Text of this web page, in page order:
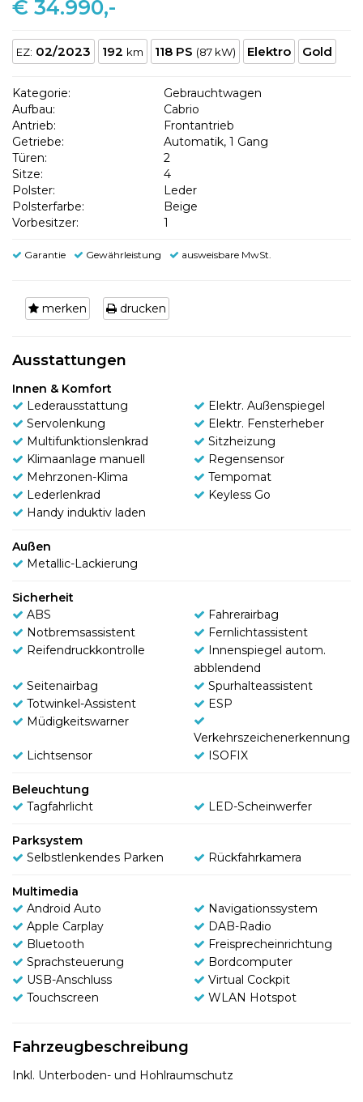
€ 34.990,-
EZ: 02/2023 192 km 118 PS (87 kW) Elektro Gold
Kategorie:
Gebrauchtwagen
Aufbau:
Cabrio
Antrieb:
Frontantrieb
Getriebe:
Automatik, 1 Gang
Türen:
2
Sitze:
4
Polster:
Leder
Polsterfarbe:
Beige
Vorbesitzer:
1
Garantie Gewährleistung ausweisbare MwSt.
merken drucken
Ausstattungen
Innen & Komfort
Lederausstattung
Elektr. Außenspiegel
Servolenkung
Elektr. Fensterheber
Multifunktionslenkrad
Sitzheizung
Klimaanlage manuell
Regensensor
Mehrzonen-Klima
Tempomat
Lederlenkrad
Keyless Go
Handy induktiv laden
Außen
Metallic-Lackierung
Sicherheit
ABS
Fahrerairbag
Notbremsassistent
Fernlichtassistent
Reifendruckkontrolle
Innenspiegel autom.
abblendend
Seitenairbag
Spurhalteassistent
Totwinkel-Assistent
ESP
Müdigkeitswarner
Verkehrszeichenerkennung
Lichtsensor
ISOFIX
Beleuchtung
Tagfahrlicht
LED-Scheinwerfer
Parksystem
Selbstlenkendes Parken
Rückfahrkamera
Multimedia
Android Auto
Navigationssystem
Apple Carplay
DAB-Radio
Bluetooth
Freisprecheinrichtung
Sprachsteuerung
Bordcomputer
USB-Anschluss
Virtual Cockpit
Touchscreen
WLAN Hotspot
Fahrzeugbeschreibung
Inkl. Unterboden- und Hohlraumschutz